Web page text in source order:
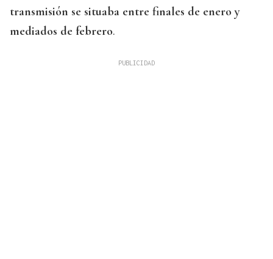
transmisión se situaba entre finales de enero y
mediados de febrero.